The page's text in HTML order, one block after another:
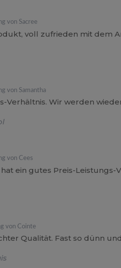
von Sacree
voll zufrieden mit dem
von Samantha
Verhältnis. Wir werden
von Cees
ein gutes Preis-Leistungs-
von Cointe
Qualität. Fast so dünn